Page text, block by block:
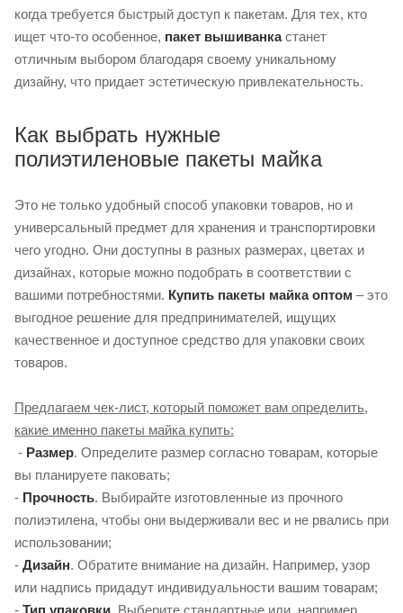
когда требуется быстрый доступ к пакетам. Для тех, кто
ищет что-то особенное, пакет вышиванкастанет
отличным выбором благодаря своему уникальному
дизайну, что придает эстетическую привлекательность.
Как выбрать нужные
полиэтиленовые пакеты майка
Это не только удобный способ упаковки товаров, но и
универсальный предмет для хранения и транспортировки
чего угодно. Они доступны в разных размерах, цветах и ​​
дизайнах, которые можно подобрать в соответствии с
вашими потребностями. Купить пакеты майка оптом – это
выгодное решение для предпринимателей, ищущих
качественное и доступное средство для упаковки своих
товаров.
Предлагаем чек-лист, который поможет вам определить,
какие именно пакеты майка купить:
- Размер. Определите размер согласно товарам, которые
вы планируете паковать;
- Прочность. Выбирайте изготовленные из прочного
полиэтилена, чтобы они выдерживали вес и не рвались при
использовании;
- Дизайн. Обратите внимание на дизайн. Например, узор
или надпись придадут индивидуальности вашим товарам;
- Тип упаковки . Выберите стандартные или, например,